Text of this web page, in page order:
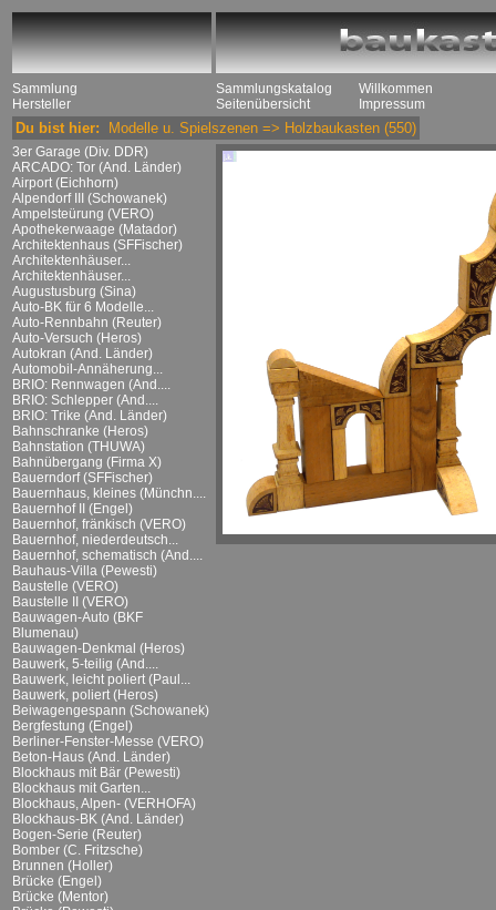
Sammlung
Hersteller
Sammlungskatalog
Seitenübersicht
Willkommen
Impressum
Du bist hier: Modelle u. Spielszenen => Holzbaukasten (550)
3er Garage (Div. DDR)
ARCADO: Tor (And. Länder)
Airport (Eichhorn)
Alpendorf III (Schowanek)
Ampelsteürung (VERO)
Apothekerwaage (Matador)
Architektenhaus (SFFischer)
Architektenhäuser...
Architektenhäuser...
Augustusburg (Sina)
Auto-BK für 6 Modelle...
Auto-Rennbahn (Reuter)
Auto-Versuch (Heros)
Autokran (And. Länder)
Automobil-Annäherung...
BRIO: Rennwagen (And....
BRIO: Schlepper (And....
BRIO: Trike (And. Länder)
Bahnschranke (Heros)
Bahnstation (THUWA)
Bahnübergang (Firma X)
Bauerndorf (SFFischer)
Bauernhaus, kleines (Münchn....
Bauernhof II (Engel)
Bauernhof, fränkisch (VERO)
Bauernhof, niederdeutsch...
Bauernhof, schematisch (And....
Bauhaus-Villa (Pewesti)
Baustelle (VERO)
Baustelle II (VERO)
Bauwagen-Auto (BKF
Blumenau)
Bauwagen-Denkmal (Heros)
Bauwerk, 5-teilig (And....
Bauwerk, leicht poliert (Paul...
Bauwerk, poliert (Heros)
Beiwagengespann (Schowanek)
Bergfestung (Engel)
Berliner-Fenster-Messe (VERO)
Beton-Haus (And. Länder)
Blockhaus mit Bär (Pewesti)
Blockhaus mit Garten...
Blockhaus, Alpen- (VERHOFA)
Blockhaus-BK (And. Länder)
Bogen-Serie (Reuter)
Bomber (C. Fritzsche)
Brunnen (Holler)
Brücke (Engel)
Brücke (Mentor)